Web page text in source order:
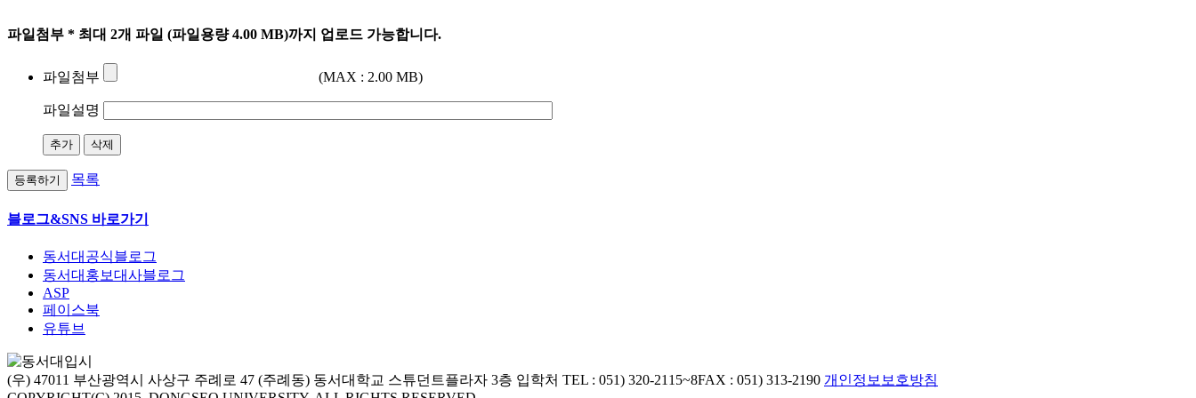
파일첨부 * 최대 2개 파일 (파일용량 4.00 MB)까지 업로드 가능합니다.
파일첨부 (MAX : 2.00 MB)
파일설명
추가 삭제
등록하기 목록
블로그&SNS 바로가기
동서대공식블로그
동서대홍보대사블로그
ASP
페이스북
유튜브
(우) 47011 부산광역시 사상구 주례로 47 (주례동) 동서대학교 스튜던트플라자 3층 입학처 TEL : 051) 320-2115~8FAX : 051) 313-2190 개인정보보호방침